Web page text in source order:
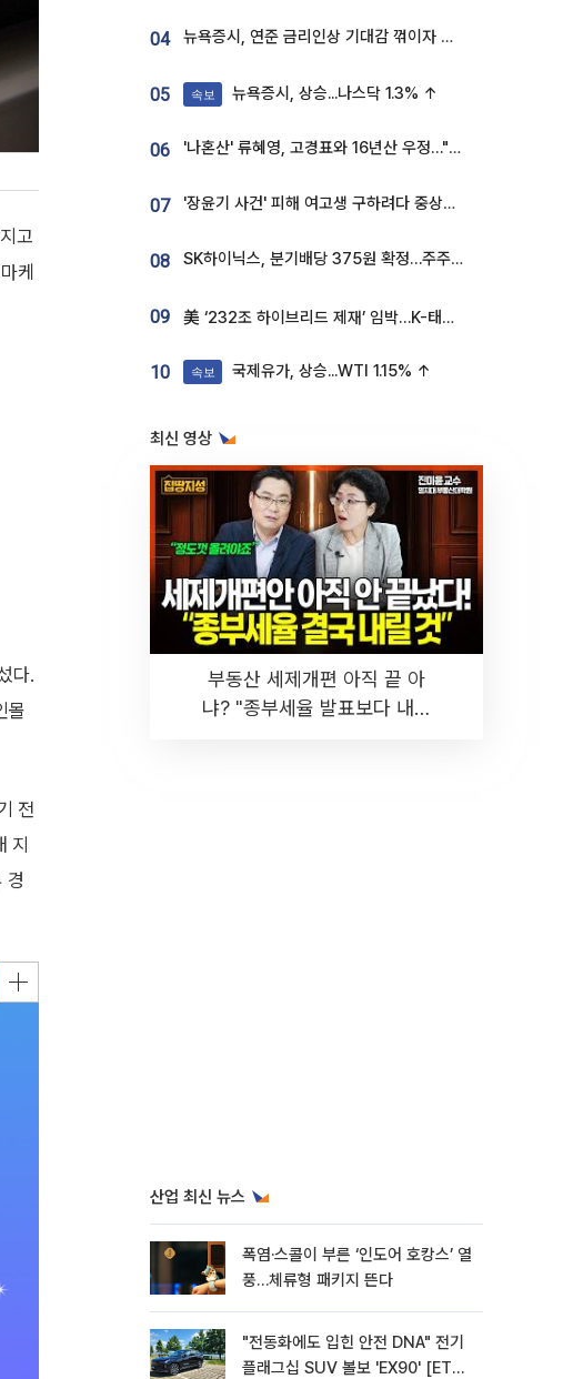
고
케
다.
몰
전
지
경
04 뉴욕증시, 연준 금리인상 기대감 꺾이자 상승...S&P500 사상 최고치 [종합]
05 속보 뉴욕증시, 상승...나스닥 1.3% ↑
06 '나혼산' 류혜영, 고경표와 16년산 우정…"자취방서 부모님과 마주쳐"
07 '장윤기 사건' 피해 여고생 구하려다 중상…고교생 의상자 지정
08 SK하이닉스, 분기배당 375원 확정…주주환원책 9월로 앞당겨 발표
09 美 ‘232조 하이브리드 제재’ 임박…K-태양광, 불확실성 털고 날개 다나
10 속보 국제유가, 상승...WTI 1.15% ↑
최신 영상
부동산 세제개편 아직 끝 아
냐? "종부세율 발표보다 내릴
산업 최신 뉴스
폭염·스콜이 부른 ‘인도어 호캉스’ 열
풍…체류형 패키지 뜬다
"전동화에도 입힌 안전 DNA" 전기
플래그십 SUV 볼보 'EX90' [ET의